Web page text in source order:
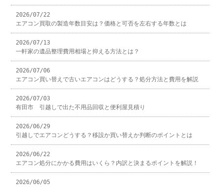
2026/07/22
エアコン買取の製造年数目安は？価格と可否を左右する年数とは
2026/07/13
一軒家の遺品整理費用相場と抑える方法とは？
2026/07/06
エアコン買い替えで古いエアコンはどうする？処分方法と費用を解説
2026/07/03
有田市 引越しで出た不用品回収と便利屋見積り
2026/06/29
引越しでエアコンどうする？移設か買い替えか判断のポイントとは
2026/06/22
エアコン処分にかかる費用はいくら？内訳と決まるポイントを解説！
2026/06/05